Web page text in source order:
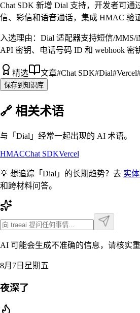
Chat SDK 新增 Dial 支持，开发者可通
信、彩信和语音通话，集成 HMAC 验证
入选理由： Dial 适配器支持短信/MMS/
API 密钥、电话号码 ID 和 webhook 密
精选 文章#Chat SDK#Dial#Vercel
保存到知识库
🔗 相关术语
与「 Dial 」经常一起出现的 AI 术语。
HMACChat SDKVercel
💡 想追踪「 Dial 」的长期趋势？去 实
和跨材料问答。
AI 可能会生成不准确的信息，请核实
8月7日星期五
夜深了